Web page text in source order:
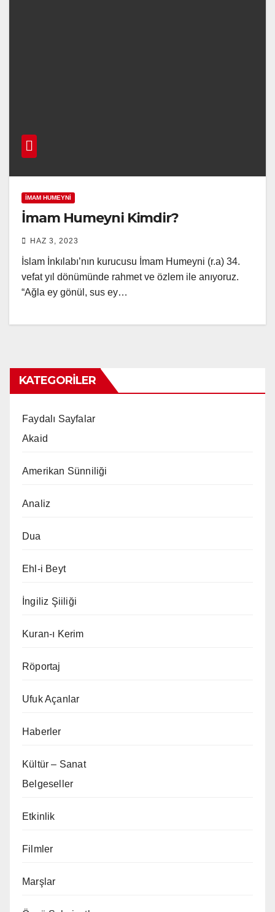
İMAM HUMEYNI
İmam Humeyni Kimdir?
HAZ 3, 2023
İslam İnkılabı’nın kurucusu İmam Humeyni (r.a) 34.
vefat yıl dönümünde rahmet ve özlem ile anıyoruz.
“Ağla ey gönül, sus ey…
KATEGORILER
Faydalı Sayfalar
Akaid
Amerikan Sünniliği
Analiz
Dua
Ehl-i Beyt
İngiliz Şiiliği
Kuran-ı Kerim
Röportaj
Ufuk Açanlar
Haberler
Kültür – Sanat
Belgeseller
Etkinlik
Filmler
Marşlar